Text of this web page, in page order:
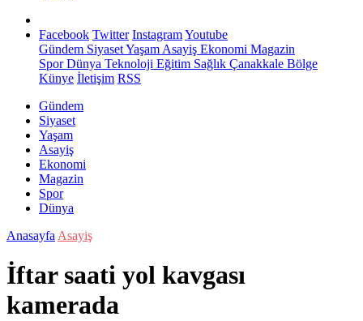
Facebook Twitter InstagramYoutube
Gündem SiyasetYaşam Asayiş Ekonomi Magazin
SporDünya Teknoloji Eğitim Sağlık Çanakkale Bölge
Künye İletişim RSS
Gündem
Siyaset
Yaşam
Asayiş
Ekonomi
Magazin
Spor
Dünya
Anasayfa Asayiş
İftar saati yol kavgası
kamerada